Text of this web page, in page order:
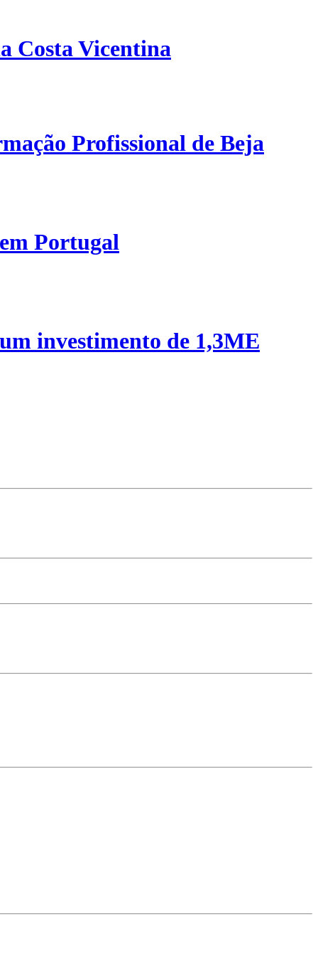
Costa Vicentina
Profissional de Beja
Portugal
investimento de 1,3ME